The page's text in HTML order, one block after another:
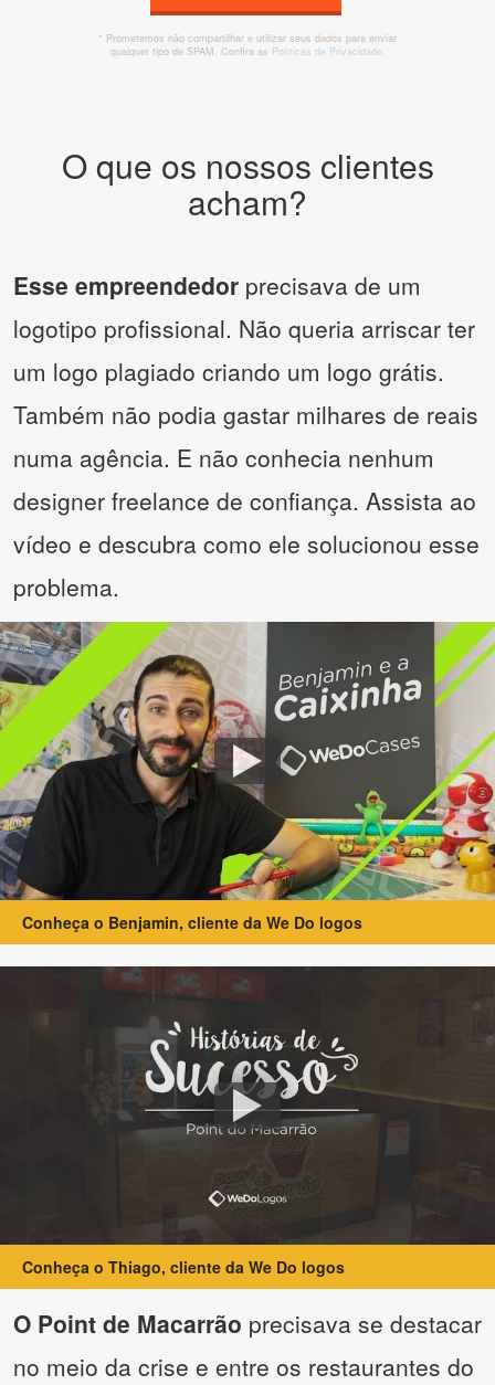
* Prometemos não compartilhar e utilizar seus dados para enviar
qualquer tipo de SPAM. Confira as Políticas de Privacidade.
O que os nossos clientes
acham?
Esse empreendedor precisava de um
logotipo profissional. Não queria arriscar ter
um logo plagiado criando um logo grátis.
Também não podia gastar milhares de reais
numa agência. E não conhecia nenhum
designer freelance de confiança. Assista ao
vídeo e descubra como ele solucionou esse
problema.
Conheça o Benjamin, cliente da We Do logos
Conheça o Thiago, cliente da We Do logos
O Point de Macarrão precisava se destacar
no meio da crise e entre os restaurantes do